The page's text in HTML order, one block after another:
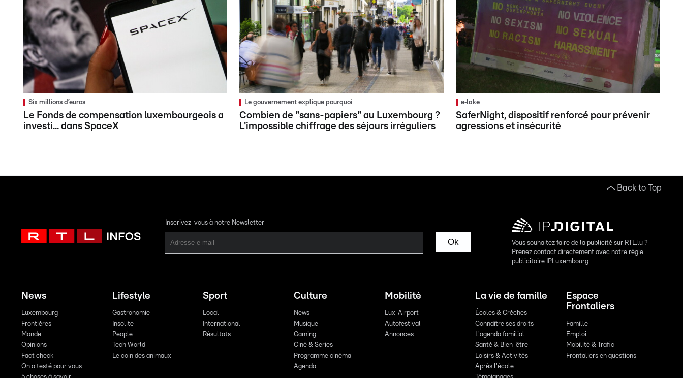
Six millions d’euros
Le Fonds de compensation luxembourgeois a
investi... dans SpaceX
Le gouvernement explique pourquoi
Combien de "sans-papiers" au Luxembourg ?
L'impossible chiffrage des séjours irréguliers
e‑lake
SaferNight, dispositif renforcé pour prévenir
agressions et insécurité
Back to Top
Inscrivez-vous à notre Newsletter
Ok
Vous souhaitez faire de la publicité sur RTL.lu ?
Prenez contact directement avec notre régie
publicitaire IPLuxembourg
News
Luxembourg
Frontières
Monde
Opinions
Fact check
On a testé pour vous
Lifestyle
Gastronomie
Insolite
People
Tech World
Le coin des animaux
Sport
Local
International
Résultats
Culture
News
Musique
Gaming
Ciné & Series
Programme cinéma
Agenda
Mobilité
Lux-Airport
Autofestival
Annonces
La vie de famille
Écoles & Crèches
Connaître ses droits
L'agenda familial
Santé & Bien-être
Loisirs & Activités
Après l'école
Espace
Frontaliers
Famille
Emploi
Mobilité & Trafic
Frontaliers en questions